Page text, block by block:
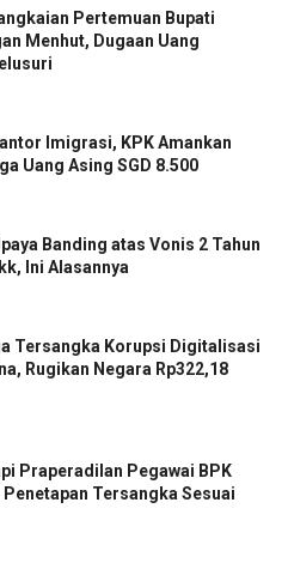
Pertemuan Bupati
Menhut, Dugaan Uang
Imigrasi, KPK Amankan
Uang Asing SGD 8.500
Banding atas Vonis 2 Tahun
Ini Alasannya
Tersangka Korupsi Digitalisasi
Rugikan Negara Rp322,18
Praperadilan Pegawai BPK
Tersangka Sesuai